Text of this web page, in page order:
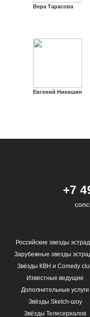
Вера Тарасова
Евгений Никишин
+7
Российские звезды
Зарубежные звезды
Звёзды КВН и Comedy
Известные ведущие
Дополнительные услуги
Звёзды Sketch-шоу
Звёзды Телесериалов